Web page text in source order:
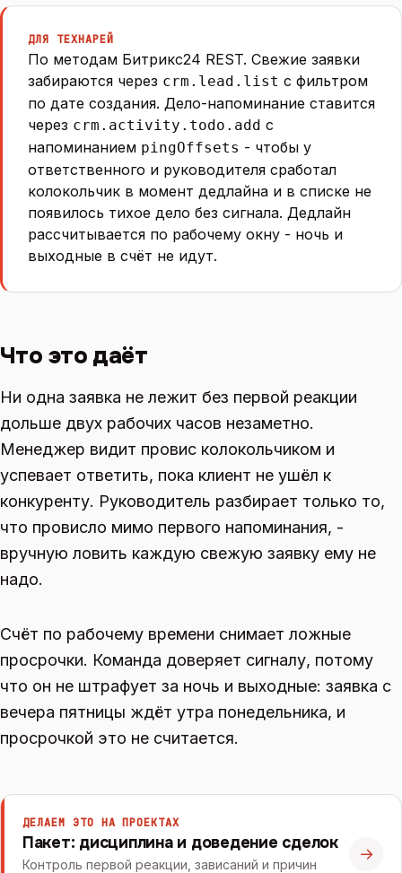
ДЛЯ ТЕХНАРЕЙ
По методам Битрикс24 REST. Свежие заявки
забираются через crm.lead.list с фильтром
по дате создания. Дело-напоминание ставится
через crm.activity.todo.add с
напоминанием pingOffsets - чтобы у
ответственного и руководителя сработал
колокольчик в момент дедлайна и в списке не
появилось тихое дело без сигнала. Дедлайн
рассчитывается по рабочему окну - ночь и
выходные в счёт не идут.
Что это даёт
Ни одна заявка не лежит без первой реакции
дольше двух рабочих часов незаметно.
Менеджер видит провис колокольчиком и
успевает ответить, пока клиент не ушёл к
конкуренту. Руководитель разбирает только то,
что провисло мимо первого напоминания, -
вручную ловить каждую свежую заявку ему не
надо.
Счёт по рабочему времени снимает ложные
просрочки. Команда доверяет сигналу, потому
что он не штрафует за ночь и выходные: заявка с
вечера пятницы ждёт утра понедельника, и
просрочкой это не считается.
ДЕЛАЕМ ЭТО НА ПРОЕКТАХ
Пакет: дисциплина и доведение сделок
Контроль первой реакции, зависаний и причин
→